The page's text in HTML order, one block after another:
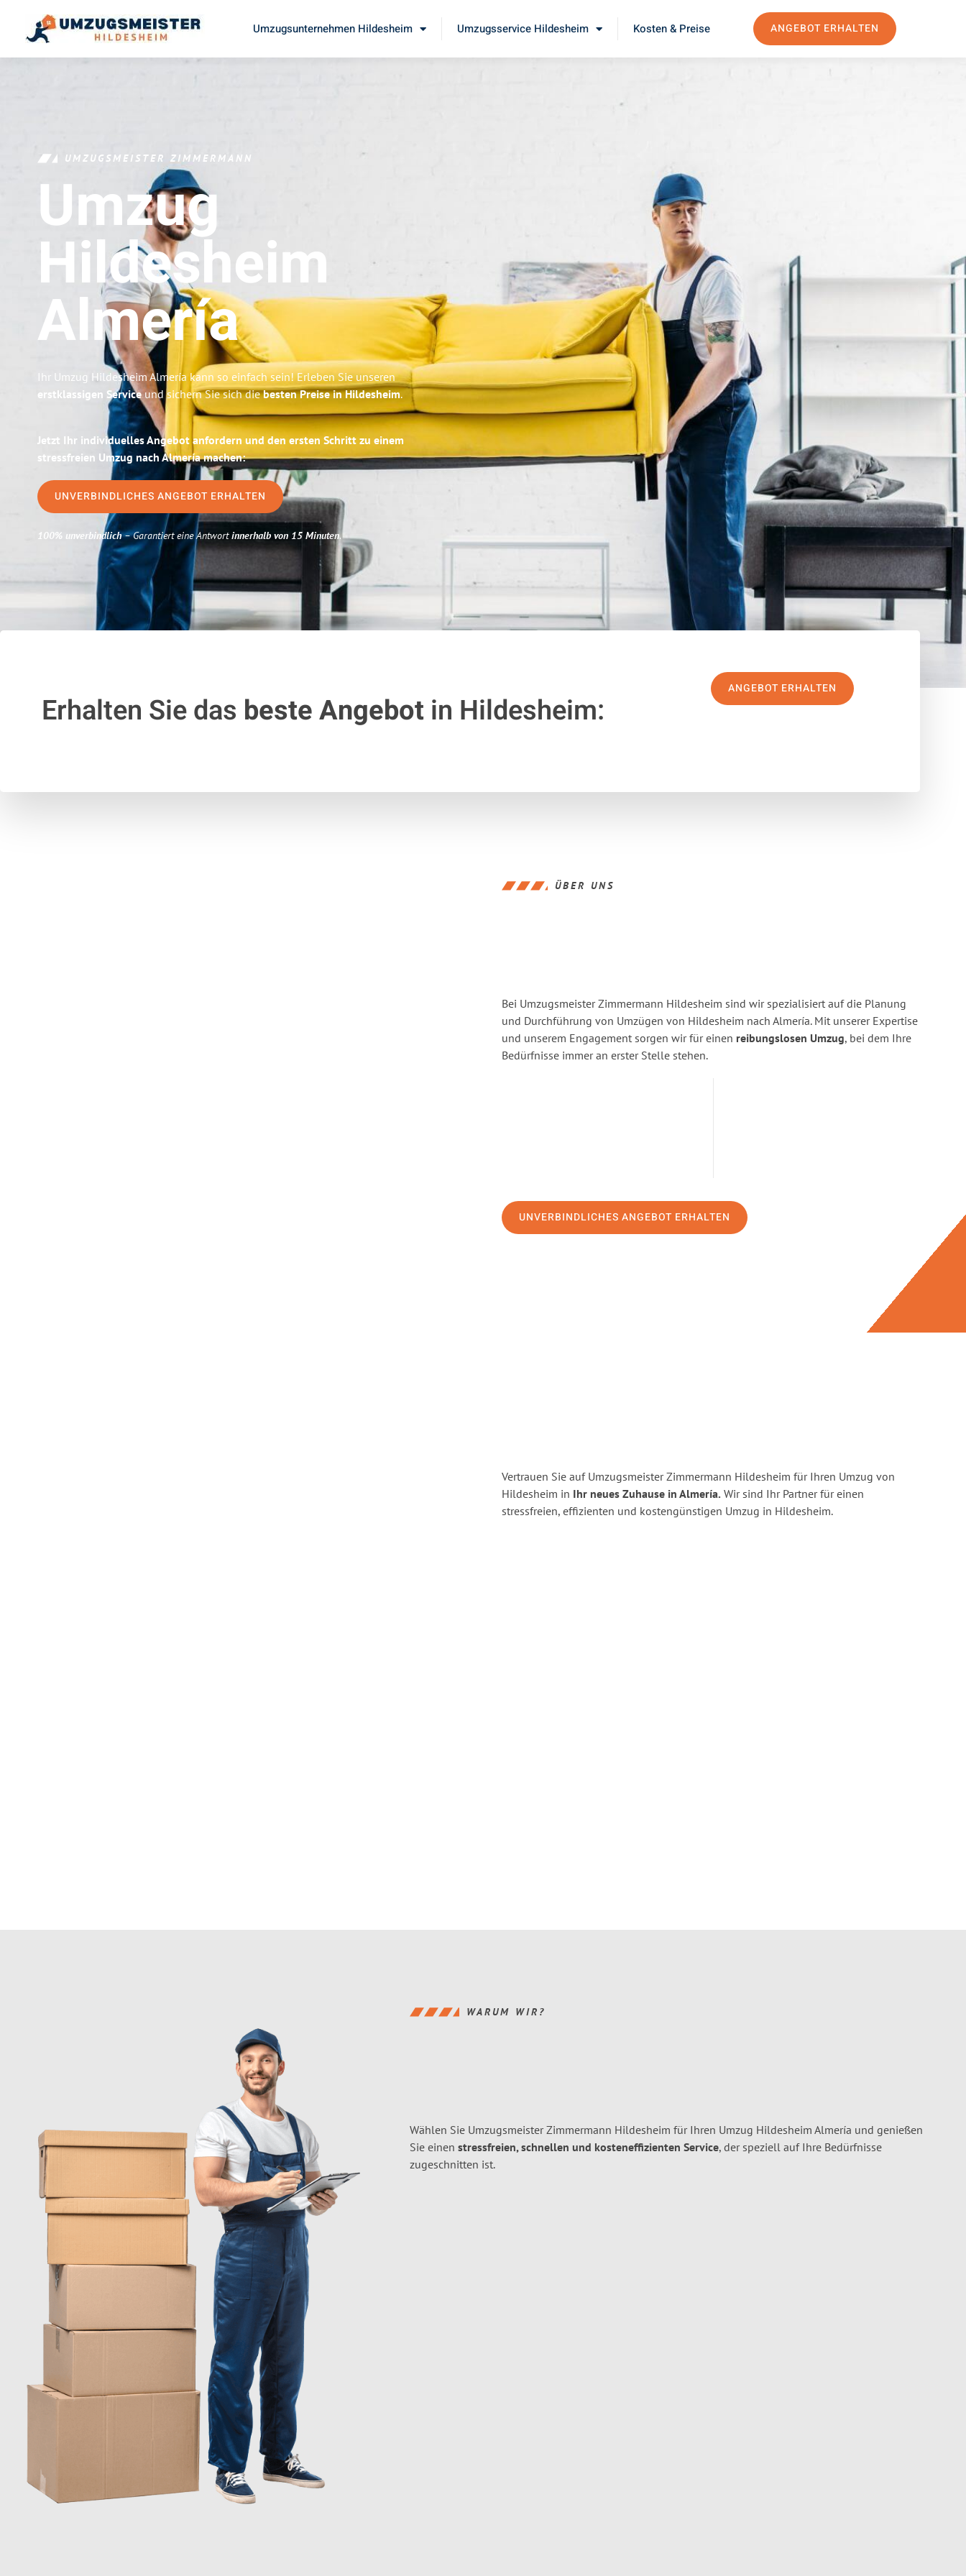
Umzugsunternehmen Hildesheim Umzugsservice Hildesheim Kosten & Preise ANGEBOT ERHALTEN
UMZUGSMEISTER ZIMMERMANN
Umzug
Hildesheim
Almería
Ihr Umzug Hildesheim Almería kann so einfach sein! Erleben Sie unseren
erstklassigen Serviceund sichern Sie sich diebesten Preise in Hildesheim.
Jetzt Ihr individuelles Angebot anfordern und den ersten Schritt zu einem
stressfreien Umzug nach Almería machen:
UNVERBINDLICHES ANGEBOT ERHALTEN
100% unverbindlich– Garantiert eine Antwortinnerhalb von 15 Minuten.
Erhalten Sie das beste Angebotin Hildesheim:
ANGEBOT ERHALTEN
ÜBER UNS
Bei Umzugsmeister Zimmermann Hildesheim sind wir spezialisiert auf die Planung
und Durchführung von Umzügen von Hildesheim nach Almería. Mit unserer Expertise
und unserem Engagement sorgen wir für einen reibungslosen Umzug, bei dem Ihre
Bedürfnisse immer an erster Stelle stehen.
UNVERBINDLICHES ANGEBOT ERHALTEN
Vertrauen Sie auf Umzugsmeister Zimmermann Hildesheim für Ihren Umzug von
Hildesheim in Ihr neues Zuhause in Almería. Wir sind Ihr Partner für einen
stressfreien, effizienten und kostengünstigen Umzug in Hildesheim.
WARUM WIR?
Wählen Sie Umzugsmeister Zimmermann Hildesheim für Ihren Umzug Hildesheim Almería und genießen
Sie einen stressfreien, schnellen und kosteneffizienten Service, der speziell auf Ihre Bedürfnisse
zugeschnitten ist.